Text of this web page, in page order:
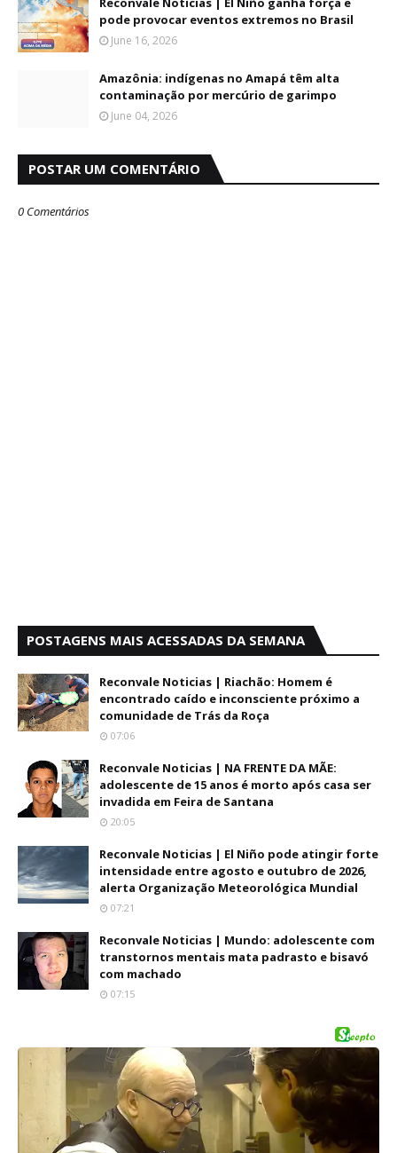
pode provocar eventos extremos no Brasil
June 16, 2026
Amazônia: indígenas no Amapá têm alta
contaminação por mercúrio de garimpo
June 04, 2026
POSTAR UM COMENTÁRIO
0 Comentários
POSTAGENS MAIS ACESSADAS DA SEMANA
Reconvale Noticias | Riachão: Homem é
encontrado caído e inconsciente próximo a
comunidade de Trás da Roça
07:06
Reconvale Noticias | NA FRENTE DA MÃE:
adolescente de 15 anos é morto após casa ser
invadida em Feira de Santana
20:05
Reconvale Noticias | El Niño pode atingir forte
intensidade entre agosto e outubro de 2026,
alerta Organização Meteorológica Mundial
07:21
Reconvale Noticias | Mundo: adolescente com
transtornos mentais mata padrasto e bisavó
com machado
07:15